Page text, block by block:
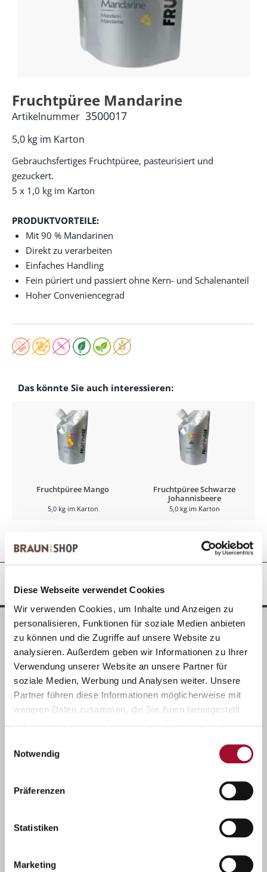
Diese Webseite verwendet Cookies
Wir verwenden Cookies, um Inhalte und Anzeigen zu
personalisieren, Funktionen für soziale Medien anbieten
zu können und die Zugriffe auf unsere Website zu
analysieren. Außerdem geben wir Informationen zu Ihrer
Verwendung unserer Website an unsere Partner für
soziale Medien, Werbung und Analysen weiter. Unsere
Partner führen diese Informationen möglicherweise mit
weiteren Daten zusammen, die Sie ihnen bereitgestellt
Notwendig
Präferenzen
Statistiken
Marketing
Fruchtpüree Mandarine
5,0 kg im Karton
Artikelnummer 3500017
Gebrauchsfertiges Fruchtpüree, pasteurisiert und
gezuckert.
5 x 1,0 kg im Karton
PRODUKTVORTEILE:
Mit 90 % Mandarinen
Direkt zu verarbeiten
Einfaches Handling
Fein püriert und passiert ohne Kern- und Schalenanteil
Hoher Conveniencegrad
Das könnte Sie auch interessieren:
Fruchtpüree Mango
5,0 kg im Karton
Fruchtpüree Schwarze
Johannisbeere
5,0 kg im Karton
REZEPTIDEEN